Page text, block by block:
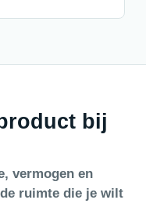
bij
vermogen en
ruimte die je wilt